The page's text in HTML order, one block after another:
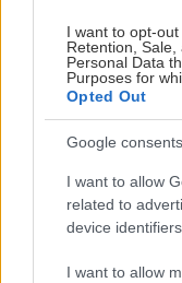
I want to opt-out
Retention,
Personal Data
Purposes for
Opted Out
Google consents
I want to allow
related to
device
I want to allow